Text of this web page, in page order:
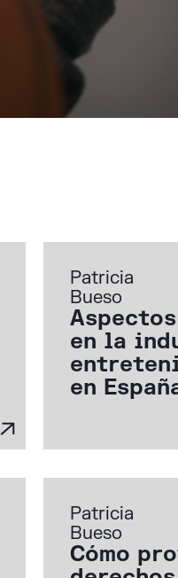
Patricia
Bueso
en la
en
Patricia
Bueso
Cómo